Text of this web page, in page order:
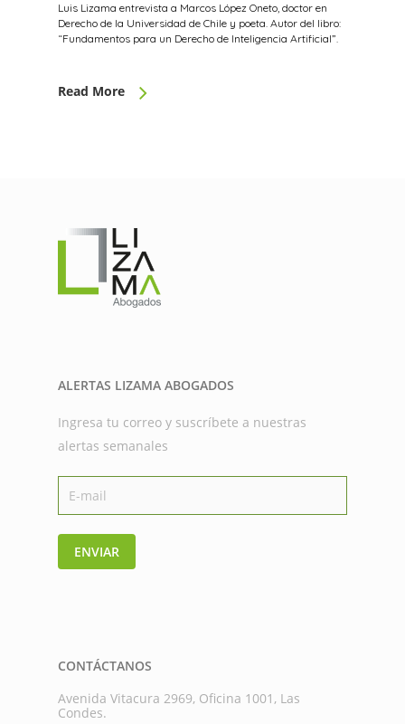
Luis Lizama entrevista a Marcos López Oneto, doctor en
Derecho de la Universidad de Chile y poeta. Autor del libro:
“Fundamentos para un Derecho de Inteligencia Artificial”.
Read More
ALERTAS LIZAMA ABOGADOS
Ingresa tu correo y suscríbete a nuestras
alertas semanales
ENVIAR
CONTÁCTANOS
Avenida Vitacura 2969, Oficina 1001, Las
Condes.